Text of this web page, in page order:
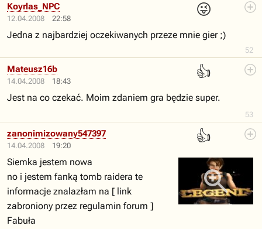
12.04.2008 22:58
😜
52
Koyrlas_NPC
Jedna z najbardziej oczekiwanych przeze mnie gier ;)
14.04.2008 18:43
👍
53
Mateusz16b
Jest na co czekać. Moim zdaniem gra będzie super.
14.04.2008 19:20
👍
zanonimizowany547397
Siemka jestem nowa
no i jestem fanką tomb raidera te
informacje znalazłam na [ link
zabroniony przez regulamin forum ]
Fabuła